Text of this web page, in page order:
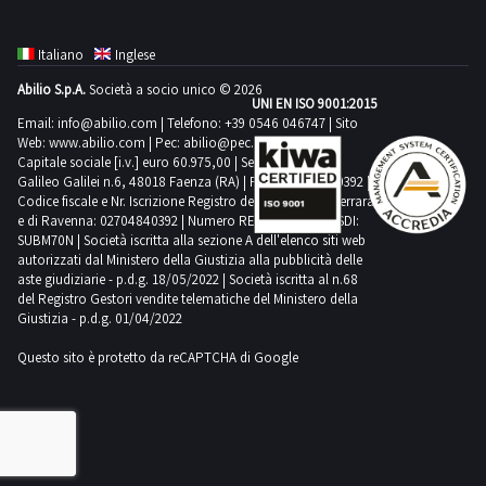
successive
all’aggiudicazione
svolte
presso
l’agenzia
di
pratiche
auto
Effe
di
Faenza.
giorni
Le
pratiche
auto
successive
all’aggiudicazione
saranno
svolte
presso
l’agenzia
di
minimo
H200
l
Scarica
i
documenti
dalla
sezione
documentazione
lotto
cessione
per
periodo
non
inferiore
ad
un
anno,
ovvero
distrutti.NOTE
PER
bene,
consapevole
che
il
bene
stesso
non
possa
essere
messo
uso
precisa
che
onere
del
soggetto
aggiudicatario
provvedere
a
completare
il
ritiro
per
lo
svolgimento
delle
attività
di
ritiro
dal
giorno
concordato:
giorni-
PER
massima
prevista
per
lo
svolgimento
delle
attività
di
ritiro
tempistica
massima
prevista
per
lo
svolgimento
delle
attività
di
ritiro
giorno
lo
svolgimento
attività
di
ritiro
dal
giorno
concordato:
3
giorni-
si
pezzi
di
ricambio.Beni
venduti
a
corpo
e
non
a
misura.
quantità
Italiano
Inglese
Abilio S.p.A.Società a socio unico © 2026
Email: info@abilio.com | Telefono: +39 0546 046747 | Sito
Web: www.abilio.com | Pec: abilio@pec.illimity.com
Capitale sociale [i.v.] euro 60.975,00 | Sede legale in Via
Galileo Galilei n.6, 48018 Faenza (RA) | P.IVA: 02704840392 |
Codice fiscale e Nr. Iscrizione Registro delle Imprese di Ferrara
e di Ravenna: 02704840392 | Numero REA RA 224830 | SDI:
SUBM70N | Società iscritta alla sezione A dell'elenco siti web
autorizzati dal Ministero della Giustizia alla pubblicità delle
aste giudiziarie - p.d.g. 18/05/2022 | Società iscritta al n.68
del Registro Gestori vendite telematiche del Ministero della
Giustizia - p.d.g. 01/04/2022
Questo sito è protetto da reCAPTCHA di Google
UNI EN ISO 9001:2015